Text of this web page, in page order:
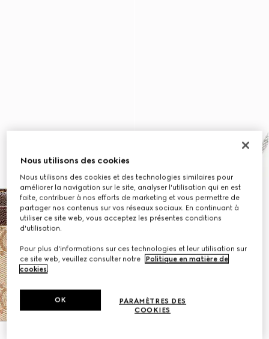
Nous utilisons des cookies
Nous utilisons des cookies et des technologies similaires pour
améliorer la navigation sur le site, analyser l'utilisation qui en est
faite, contribuer à nos efforts de marketing et vous permettre de
partager nos contenus sur vos réseaux sociaux. En continuant à
utiliser ce site web, vous acceptez les présentes conditions
d'utilisation.
Pour plus d'informations sur ces technologies et leur utilisation sur
ce site web, veuillez consulter notre
Politique en matière de
cookies.
PARAMÈTRES DES
COOKIES
OK